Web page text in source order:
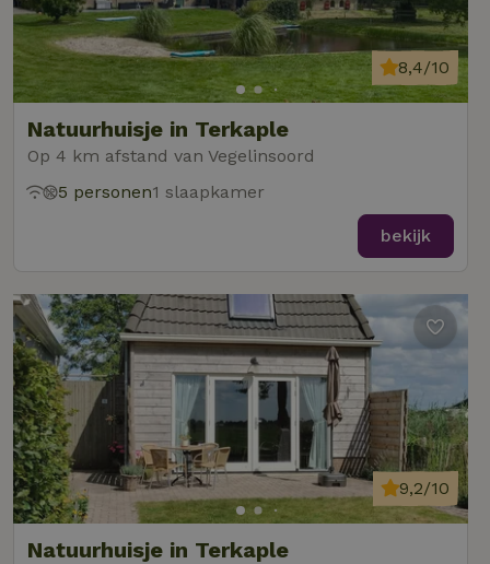
Natuurhuisje in Terkaple
Op 4 km afstand van Vegelinsoord
8,4/10
5 personen1 slaapkamer
bekijk
Natuurhuisje in Terkaple
9,2/10